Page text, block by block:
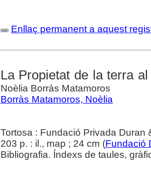
Enllaç permanent a aquest
La Propietat de la terra
Noèlia Borràs Matamoros
Borràs Matamoros, Noèlia
Tortosa : Fundació Privada Duran
203 p. : il., map ; 24 cm (Fundació
Bibliografia. Índexs de taules,